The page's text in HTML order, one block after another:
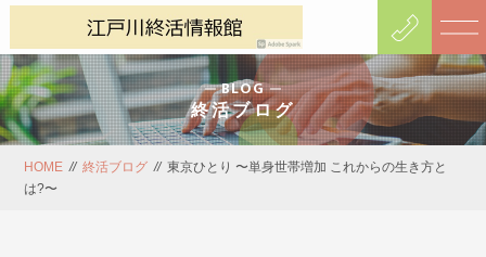
BLOG
終活ブログ
HOME // 終活ブログ // 東京ひとり 〜単身世帯増加 これからの生き方と
は?〜